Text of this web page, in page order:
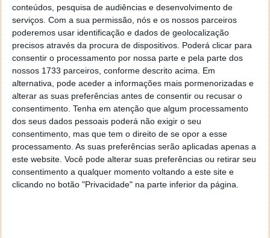
conteúdos, pesquisa de audiências e desenvolvimento de
serviços. Com a sua permissão, nós e os nossos parceiros
poderemos usar identificação e dados de geolocalização
precisos através da procura de dispositivos. Poderá clicar para
consentir o processamento por nossa parte e pela parte dos
nossos 1733 parceiros, conforme descrito acima. Em
alternativa, pode aceder a informações mais pormenorizadas e
alterar as suas preferências antes de consentir ou recusar o
consentimento. Tenha em atenção que algum processamento
dos seus dados pessoais poderá não exigir o seu
consentimento, mas que tem o direito de se opor a esse
processamento. As suas preferências serão aplicadas apenas a
este website. Você pode alterar suas preferências ou retirar seu
consentimento a qualquer momento voltando a este site e
clicando no botão "Privacidade" na parte inferior da página.